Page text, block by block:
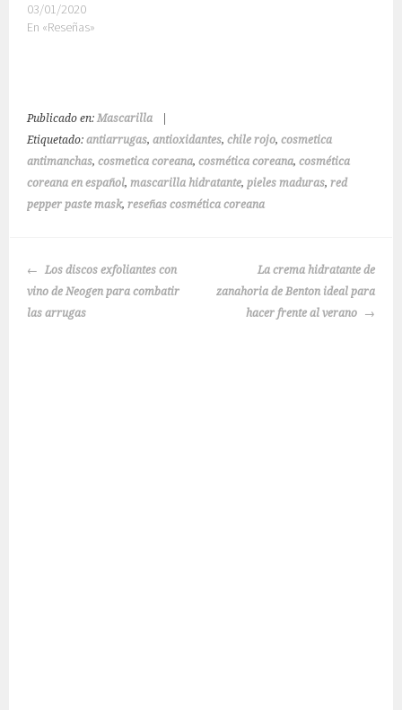
03/01/2020
En «Reseñas»
Publicado en:Mascarilla
Etiquetado:antiarrugas,antioxidantes,chile rojo,cosmetica
antimanchas,cosmetica coreana,cosmética coreana,cosmética
coreana en español, mascarilla hidratante, pieles maduras,red
pepper paste mask,reseñas cosmética coreana
NAVEGACIÓN
DE
ENTRADAS
Los discos exfoliantes con
vino de Neogen para combatir
las arrugas
La crema hidratante de
zanahoria de Benton ideal para
hacer frente al verano